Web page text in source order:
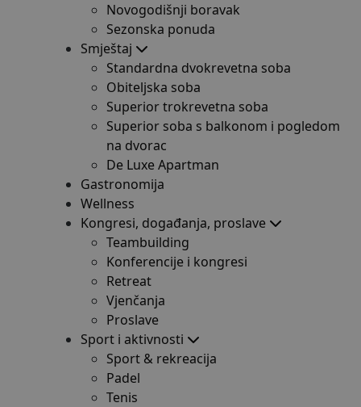
Novogodišnji boravak
Sezonska ponuda
Smještaj
Standardna dvokrevetna soba
Obiteljska soba
Superior trokrevetna soba
Superior soba s balkonom i pogledom
na dvorac
De Luxe Apartman
Gastronomija
Wellness
Kongresi, događanja, proslave
Teambuilding
Konferencije i kongresi
Retreat
Vjenčanja
Proslave
Sport i aktivnosti
Sport & rekreacija
Padel
Tenis